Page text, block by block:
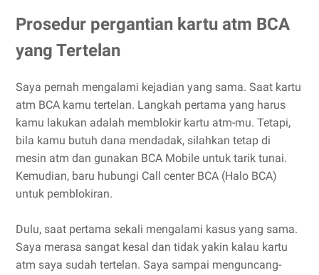
Prosedur pergantian kartu atm BCA
yang Tertelan
Saya pernah mengalami kejadian yang sama. Saat kartu
atm BCA kamu tertelan. Langkah pertama yang harus
kamu lakukan adalah memblokir kartu atm-mu. Tetapi,
bila kamu butuh dana mendadak, silahkan tetap di
mesin atm dan gunakan BCA Mobile untuk tarik tunai.
Kemudian, baru hubungi Call center BCA (Halo BCA)
untuk pemblokiran.
Dulu, saat pertama sekali mengalami kasus yang sama.
Saya merasa sangat kesal dan tidak yakin kalau kartu
atm saya sudah tertelan. Saya sampai menguncang-